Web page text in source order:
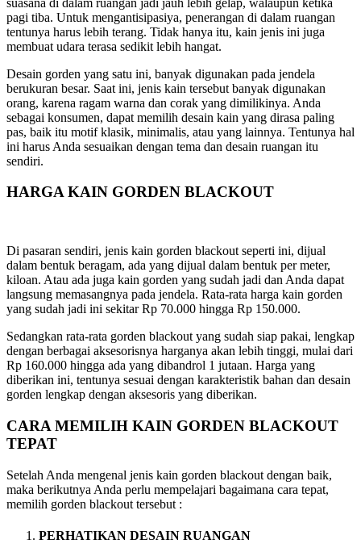
pagi tiba. Untuk mengantisipasiya, penerangan di dalam ruangan
tentunya harus lebih terang. Tidak hanya itu, kain jenis ini juga
membuat udara terasa sedikit lebih hangat.
Desain gorden yang satu ini, banyak digunakan pada jendela
berukuran besar. Saat ini, jenis kain tersebut banyak digunakan
orang, karena ragam warna dan corak yang dimilikinya. Anda
sebagai konsumen, dapat memilih desain kain yang dirasa paling
pas, baik itu motif klasik, minimalis, atau yang lainnya. Tentunya hal
ini harus Anda sesuaikan dengan tema dan desain ruangan itu
sendiri.
HARGA KAIN GORDEN BLACKOUT
Di pasaran sendiri, jenis kain gorden blackout seperti ini, dijual
dalam bentuk beragam, ada yang dijual dalam bentuk per meter,
kiloan. Atau ada juga kain gorden yang sudah jadi dan Anda dapat
langsung memasangnya pada jendela. Rata-rata harga kain gorden
yang sudah jadi ini sekitar Rp 70.000 hingga Rp 150.000.
Sedangkan rata-rata gorden blackout yang sudah siap pakai, lengkap
dengan berbagai aksesorisnya harganya akan lebih tinggi, mulai dari
Rp 160.000 hingga ada yang dibandrol 1 jutaan. Harga yang
diberikan ini, tentunya sesuai dengan karakteristik bahan dan desain
gorden lengkap dengan aksesoris yang diberikan.
CARA MEMILIH KAIN GORDEN BLACKOUT
TEPAT
Setelah Anda mengenal jenis kain gorden blackout dengan baik,
maka berikutnya Anda perlu mempelajari bagaimana cara tepat,
memilih gorden blackout tersebut :
PERHATIKAN DESAIN RUANGAN